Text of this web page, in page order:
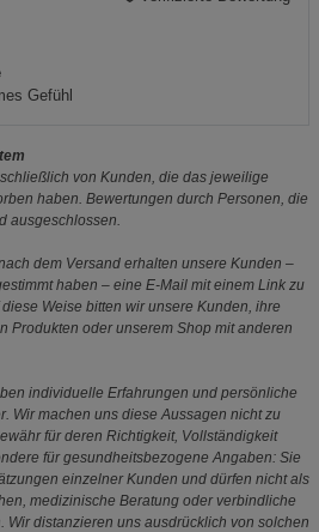
Gefühl
von Kunden, die das jeweilige
haben. Bewertungen durch Personen, die
ausgeschlossen.
dem Versand erhalten unsere Kunden –
haben – eine E-Mail mit einem Link zu
Weise bitten wir unsere Kunden, ihre
Produkten oder unserem Shop mit anderen
individuelle Erfahrungen und persönliche
Wir machen uns diese Aussagen nicht zu
für deren Richtigkeit, Vollständigkeit
für gesundheitsbezogene Angaben: Sie
einzelner Kunden und dürfen nicht als
medizinische Beratung oder verbindliche
Wir distanzieren uns ausdrücklich von solchen